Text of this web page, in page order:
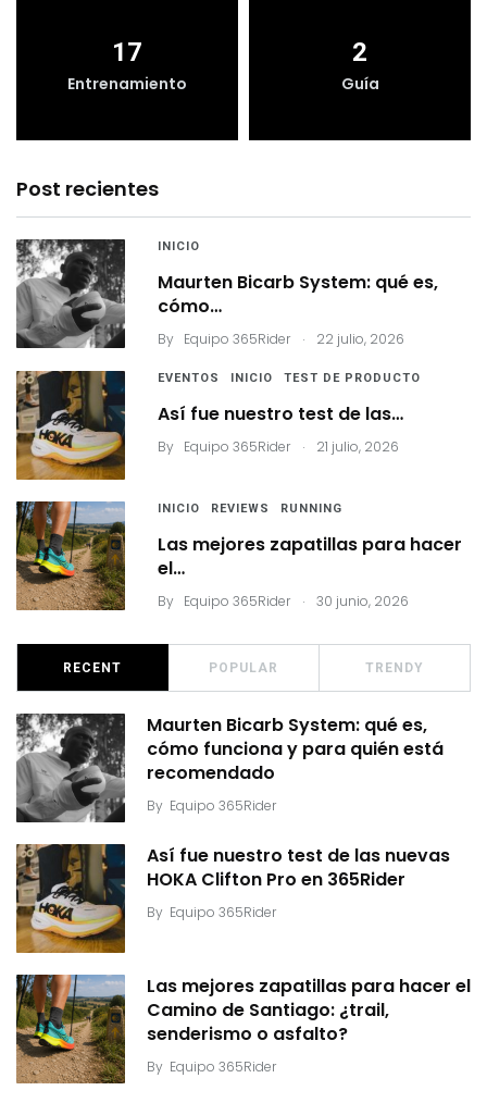
17
Entrenamiento
2
Guía
Post recientes
INICIO
Maurten Bicarb System: qué es,
cómo…
By Equipo 365Rider . 22 julio, 2026
EVENTOS INICIO TEST DE PRODUCTO
Así fue nuestro test de las…
By Equipo 365Rider . 21 julio, 2026
INICIO REVIEWS RUNNING
Las mejores zapatillas para hacer
el…
By Equipo 365Rider . 30 junio, 2026
RECENT POPULAR TRENDY
Maurten Bicarb System: qué es,
cómo funciona y para quién está
recomendado
By Equipo 365Rider
Así fue nuestro test de las nuevas
HOKA Clifton Pro en 365Rider
By Equipo 365Rider
Las mejores zapatillas para hacer el
Camino de Santiago: ¿trail,
senderismo o asfalto?
By Equipo 365Rider